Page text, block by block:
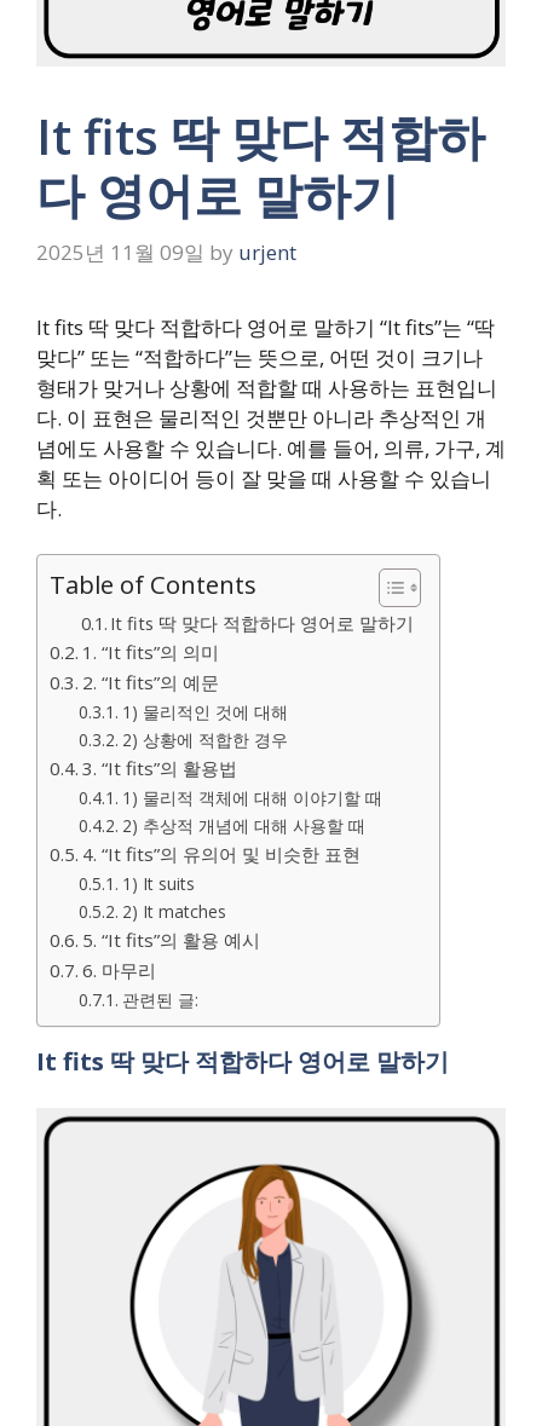
It fits 딱 맞다 적합하
다 영어로 말하기
2025년 11월 09일 by urjent
It fits 딱 맞다 적합하다 영어로 말하기 “It fits”는 “딱
맞다” 또는 “적합하다”는 뜻으로, 어떤 것이 크기나
형태가 맞거나 상황에 적합할 때 사용하는 표현입니
다. 이 표현은 물리적인 것뿐만 아니라 추상적인 개
념에도 사용할 수 있습니다. 예를 들어, 의류, 가구, 계
획 또는 아이디어 등이 잘 맞을 때 사용할 수 있습니
다.
Table of Contents
It fits 딱 맞다 적합하다 영어로 말하기
1. “It fits”의 의미
2. “It fits”의 예문
1) 물리적인 것에 대해
2) 상황에 적합한 경우
3. “It fits”의 활용법
1) 물리적 객체에 대해 이야기할 때
2) 추상적 개념에 대해 사용할 때
4. “It fits”의 유의어 및 비슷한 표현
1) It suits
2) It matches
5. “It fits”의 활용 예시
6. 마무리
관련된 글:
It fits 딱 맞다 적합하다 영어로 말하기